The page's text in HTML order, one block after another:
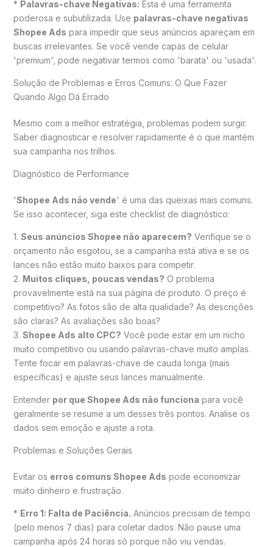
* Palavras-chave Negativas: Esta é uma ferramenta
poderosa e subutilizada. Use palavras-chave negativas
Shopee Ads para impedir que seus anúncios apareçam em
buscas irrelevantes. Se você vende capas de celular
'premium', pode negativar termos como 'barata' ou 'usada'.
Solução de Problemas e Erros Comuns: O Que Fazer
Quando Algo Dá Errado
Mesmo com a melhor estratégia, problemas podem surgir.
Saber diagnosticar e resolver rapidamente é o que mantém
sua campanha nos trilhos.
Diagnóstico de Performance
'Shopee Ads não vende' é uma das queixas mais comuns.
Se isso acontecer, siga este checklist de diagnóstico:
1. Seus anúncios Shopee não aparecem? Verifique se o
orçamento não esgotou, se a campanha está ativa e se os
lances não estão muito baixos para competir.
2. Muitos cliques, poucas vendas? O problema
provavelmente está na sua página de produto. O preço é
competitivo? As fotos são de alta qualidade? As descrições
são claras? As avaliações são boas?
3. Shopee Ads alto CPC? Você pode estar em um nicho
muito competitivo ou usando palavras-chave muito amplas.
Tente focar em palavras-chave de cauda longa (mais
específicas) e ajuste seus lances manualmente.
Entender por que Shopee Ads não funciona para você
geralmente se resume a um desses três pontos. Analise os
dados sem emoção e ajuste a rota.
Problemas e Soluções Gerais
Evitar os erros comuns Shopee Ads pode economizar
muito dinheiro e frustração.
* Erro 1: Falta de Paciência. Anúncios precisam de tempo
(pelo menos 7 dias) para coletar dados. Não pause uma
campanha após 24 horas só porque não viu vendas.